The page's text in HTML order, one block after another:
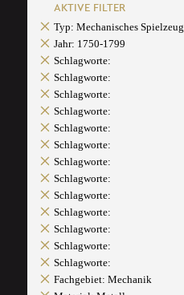
AKTIVE FILTER
Typ: Mechanisches Spielzeug
Jahr: 1750-1799
Schlagworte:
Schlagworte:
Schlagworte:
Schlagworte:
Schlagworte:
Schlagworte:
Schlagworte:
Schlagworte:
Schlagworte:
Schlagworte:
Schlagworte:
Schlagworte:
Schlagworte:
Fachgebiet: Mechanik